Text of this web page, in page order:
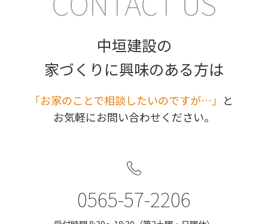
中垣建設の
家づくりに興味のある方は
｢お家のことで相談したいのですが…」 と
お気軽にお問い合わせください。
0565-57-2206